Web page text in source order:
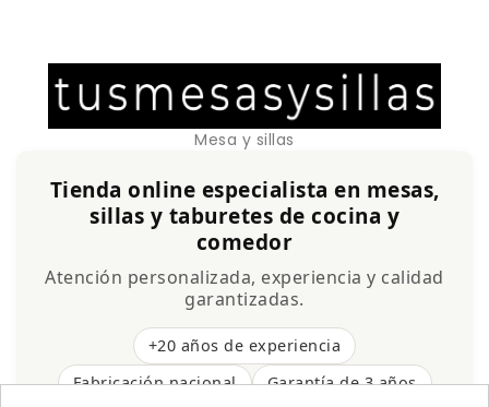
Mesa y sillas
Tienda online especialista en mesas,
sillas y taburetes de cocina y
comedor
Atención personalizada, experiencia y calidad
garantizadas.
+20 años de experiencia
Fabricación nacional
Garantía de 3 años